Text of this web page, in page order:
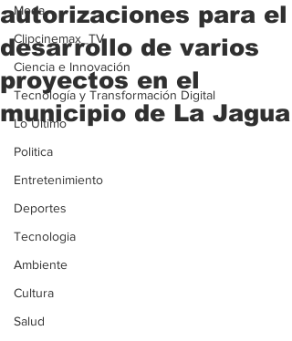
Moda
Clipcinemax_TV
Ciencia e Innovación
Tecnología y Transformación Digital
Lo Ultimo
Politica
Entretenimiento
Deportes
Tecnologia
Ambiente
Cultura
Salud
autorizaciones para el
desarrollo de varios
proyectos en el
municipio de La Jagua